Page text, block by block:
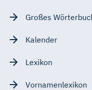
Großes
Kalender
Lexikon
Vornamenlexikon